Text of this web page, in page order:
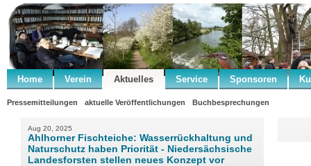
Home Verein Aktuelles Service Sponsoren
Pressemitteilungen aktuelle Veröffentlichungen Buchbesprechungen
Aug 20, 2025
Ahlhorner Fischteiche: Wasserrückhaltung und
Naturschutz haben Priorität - Niedersächsische
Landesforsten stellen neues Konzept vor